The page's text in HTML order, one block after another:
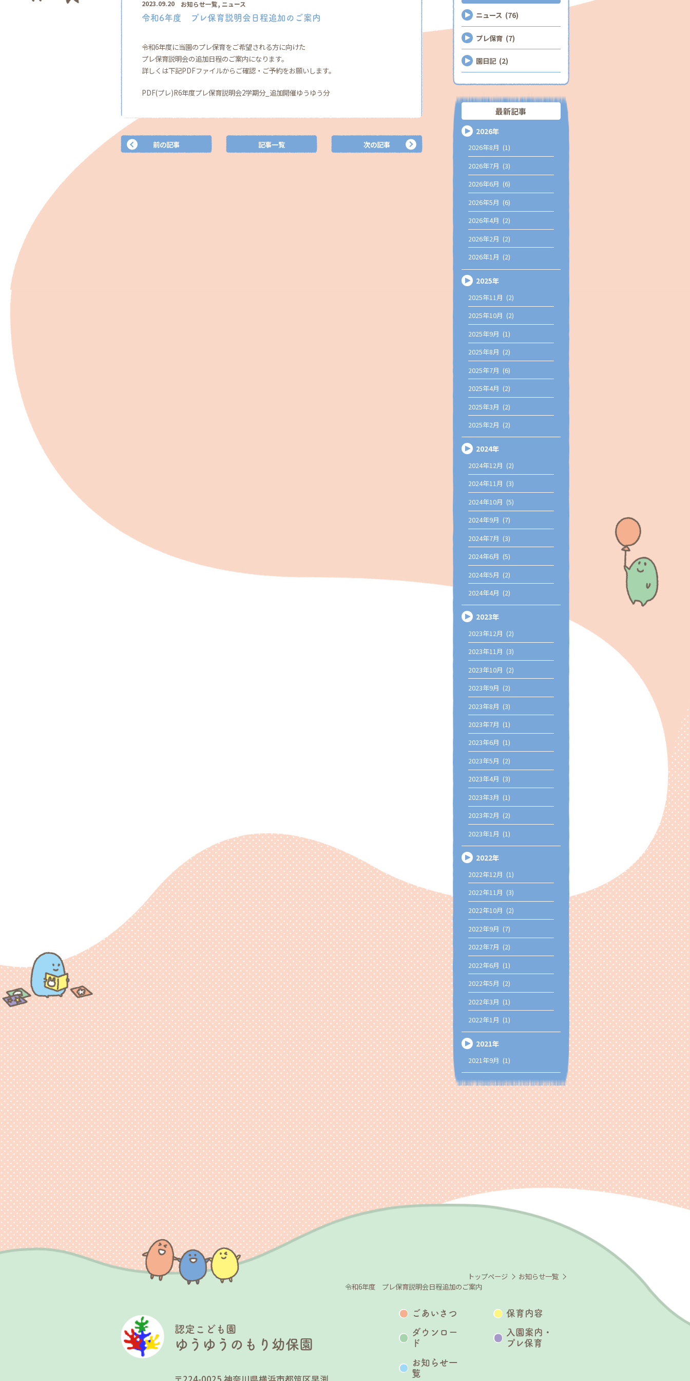
2023.09.20 お知らせ一覧, ニュース
令和6年度 プレ保育説明会日程追加のご案内
令和6年度に当園のプレ保育をご希望される方に向けた
プレ保育説明会の追加日程のご案内になります。
詳しくは下記PDFファイルからご確認・ご予約をお願いします。
PDF(プレ)R6年度プレ保育説明会2学期分_追加開催ゆうゆう分
前の記事 記事一覧 次の記事
ニュース (76)
プレ保育 (7)
園日記 (2)
最新記事
2026年
2026年8月 (1)
2026年7月 (3)
2026年6月 (6)
2026年5月 (6)
2026年4月 (2)
2026年2月 (2)
2026年1月 (2)
2025年
2025年11月 (2)
2025年10月 (2)
2025年9月 (1)
2025年8月 (2)
2025年7月 (6)
2025年4月 (2)
2025年3月 (2)
2025年2月 (2)
2024年
2024年12月 (2)
2024年11月 (3)
2024年10月 (5)
2024年9月 (7)
2024年7月 (3)
2024年6月 (5)
2024年5月 (2)
2024年4月 (2)
2023年
2023年12月 (2)
2023年11月 (3)
2023年10月 (2)
2023年9月 (2)
2023年8月 (3)
2023年7月 (1)
2023年6月 (1)
2023年5月 (2)
2023年4月 (3)
2023年3月 (1)
2023年2月 (2)
2023年1月 (1)
2022年
2022年12月 (1)
2022年11月 (3)
2022年10月 (2)
2022年9月 (7)
2022年7月 (2)
2022年6月 (1)
2022年5月 (2)
2022年3月 (1)
2022年1月 (1)
2021年
2021年9月 (1)
トップページ
お知らせ一覧
令和6年度 プレ保育説明会日程追加のご案内
認定こども園
ゆうゆうのもり幼保園
ごあいさつ 保育内容
ダウンロー
ド
入園案内・
プレ保育
お知らせ一
覧